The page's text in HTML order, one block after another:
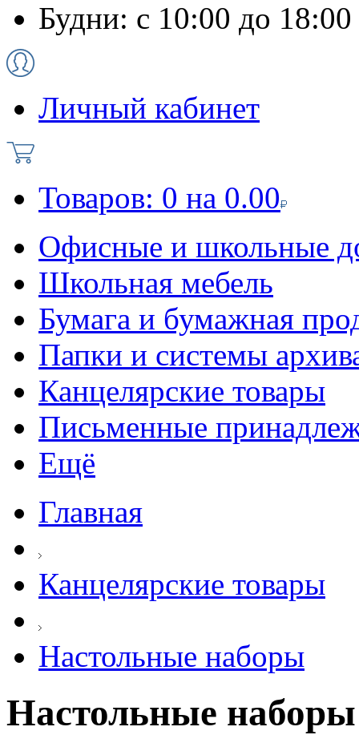
Будни: с 10:00 до 18:00
Личный кабинет
Товаров: 0 на 0.00
Офисные и школьные
Школьная мебель
Бумага и бумажная
Папки и системы
Канцелярские товары
Письменные
Ещё
Главная
Канцелярские товары
Настольные наборы
Настольные наборы